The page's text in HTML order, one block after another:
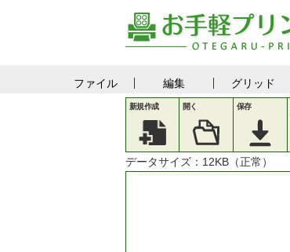
ファイル 編集 グリッド
新規作成 開く 保存
データサイズ： 12KB（正常）